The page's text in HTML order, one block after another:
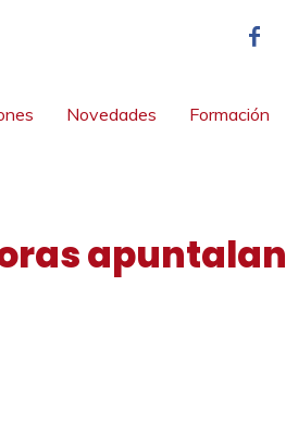
Novedades Formación
apuntalan